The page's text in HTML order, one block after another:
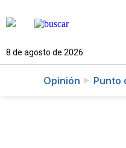
8 de agosto de 2026
Opinión Punto